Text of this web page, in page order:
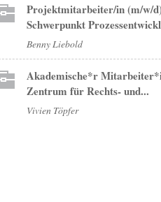
Projektmitarbeiter/in (m/w/
Schwerpunkt
Benny Liebold
Akademische*r
Zentrum für Rechts- und...
Vivien Töpfer